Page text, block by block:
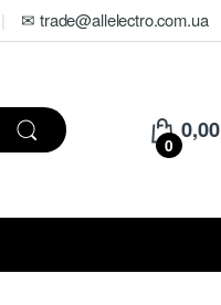
✉ trade@allelectro.com.ua
0
0,00